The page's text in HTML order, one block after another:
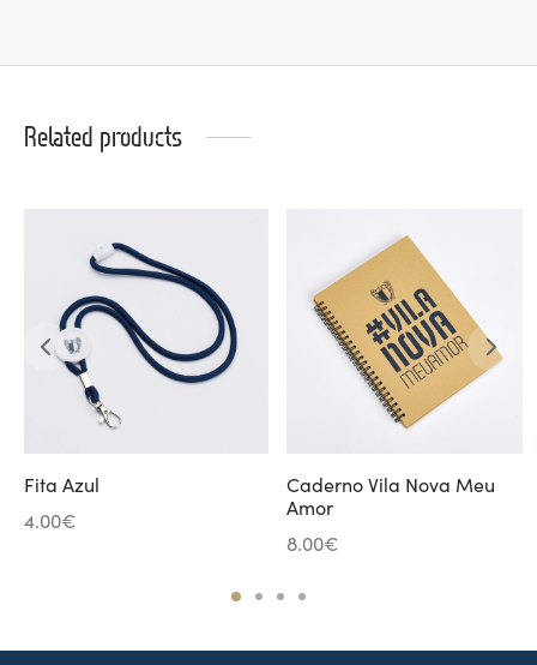
Related products
Fita Azul
4.00€
Caderno Vila Nova Meu
Amor
8.00€